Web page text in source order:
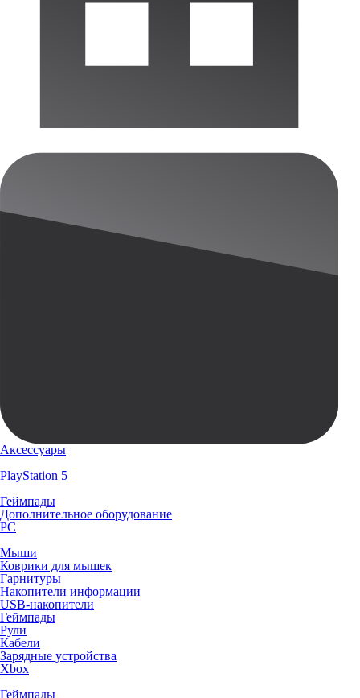
Аксессуары
PlayStation 5
Геймпады
Дополнительное оборудование
PC
Мыши
Коврики для мышек
Гарнитуры
Накопители информации
USB-накопители
Геймпады
Рули
Кабели
Зарядные устройства
Xbox
Геймпады